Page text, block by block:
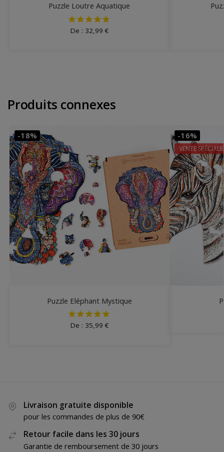
Puzzle Loutre Aquatique
De : 32,99 €
Produits connexes
-18%
Puzzle Eléphant Mystique
De : 35,99 €
-16%
VENTE SPÉCIALE
Livraison gratuite disponible
pour les commandes de plus de 90€
Retour facile dans les 30 jours
Garantie de remboursement de 30 jours